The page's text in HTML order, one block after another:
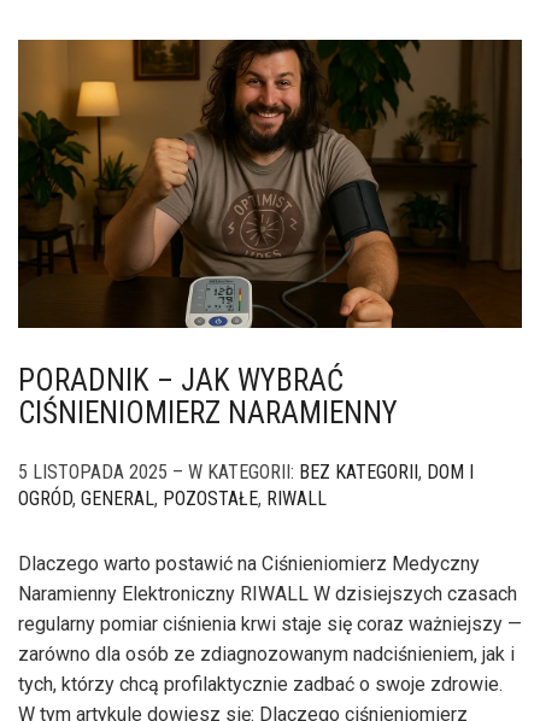
PORADNIK – JAK WYBRAĆ
CIŚNIENIOMIERZ NARAMIENNY
5 LISTOPADA 2025 – W KATEGORII: BEZ KATEGORII, DOM I
OGRÓD, GENERAL, POZOSTAŁE, RIWALL
Dlaczego warto postawić na Ciśnieniomierz Medyczny
Naramienny Elektroniczny RIWALL W dzisiejszych czasach
regularny pomiar ciśnienia krwi staje się coraz ważniejszy —
zarówno dla osób ze zdiagnozowanym nadciśnieniem, jak i
tych, którzy chcą profilaktycznie zadbać o swoje zdrowie.
W tym artykule dowiesz się: Dlaczego ciśnieniomierz